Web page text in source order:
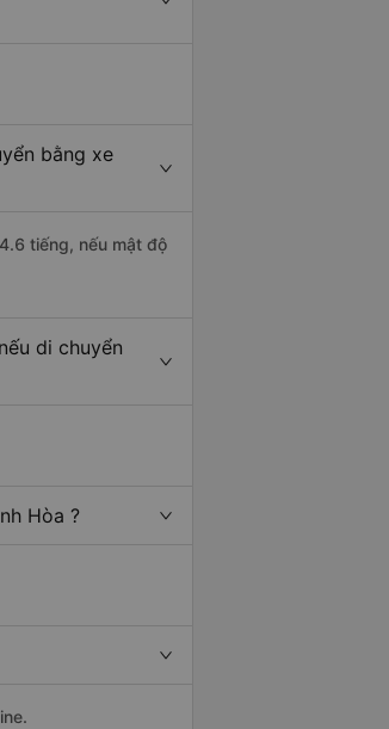
bằng xe
tiếng, nếu mật độ
di chuyển
Hòa ?